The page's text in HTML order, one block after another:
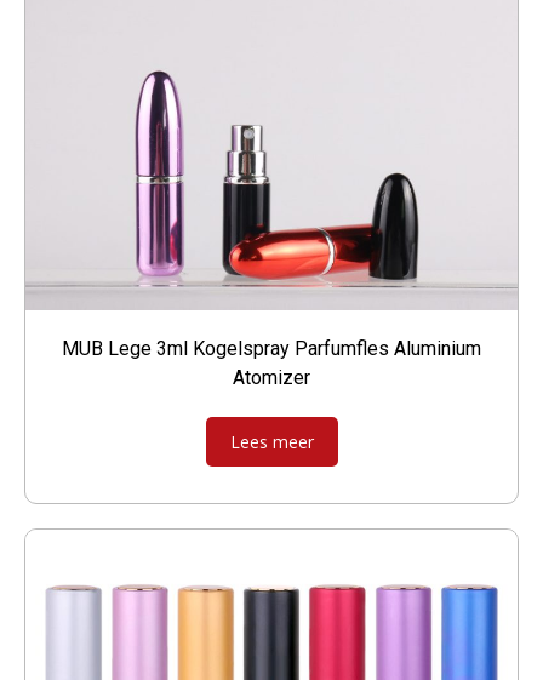
MUB Lege 3ml Kogelspray Parfumfles Aluminium
Atomizer
Lees meer